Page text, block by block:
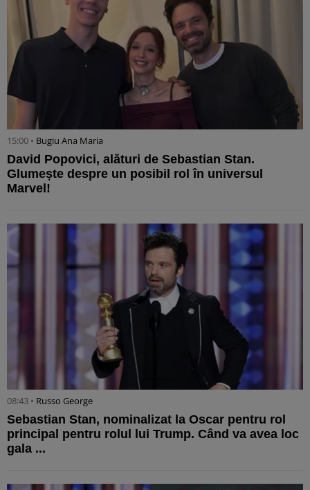
15:00 • Bugiu ⁠Ana Maria
David Popovici, alături de Sebastian Stan.
Glumește despre un posibil rol în universul
Marvel!
08:43 • Russo George
Sebastian Stan, nominalizat la Oscar pentru rol
principal pentru rolul lui Trump. Când va avea loc
gala ...